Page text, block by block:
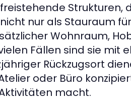
Strukturen,
nur als Stauraum
Wohnraum,
Fällen sind sie mit
Rückzugsort
oder Büro
macht.